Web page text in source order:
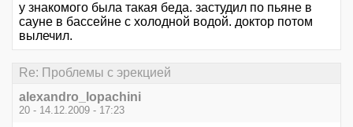
у знакомого была такая беда. застудил по пьяне в
сауне в бассейне с холодной водой. доктор потом
вылечил.
Re: Проблемы с эрекцией
alexandro_lopachini
20 - 14.12.2009 - 17:23